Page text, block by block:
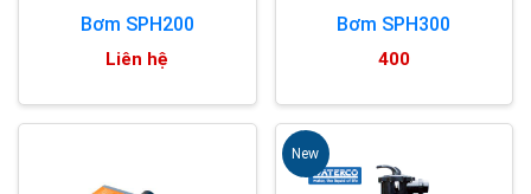
Bơm SPH200
Liên hệ
Bơm SPH300
400
New